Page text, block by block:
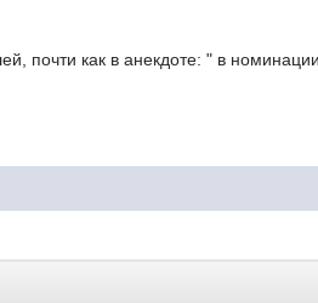
почти как в анекдоте: " в